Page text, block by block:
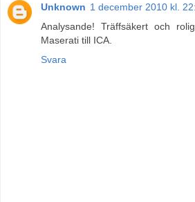
Unknown 1 december 2010 kl.
Analysande! Träffsäkert och
Maserati till ICA.
Svara